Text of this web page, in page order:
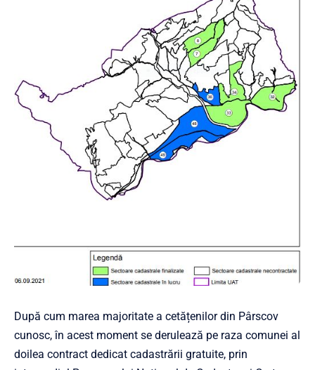
După cum marea majoritate a cetățenilor din Pârscov
cunosc, în acest moment se derulează pe raza comunei al
doilea contract dedicat cadastrării gratuite, prin